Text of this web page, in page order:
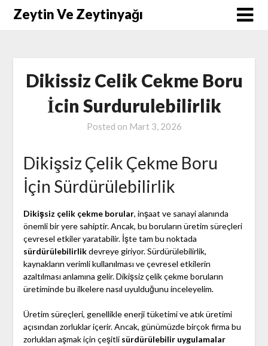
SkipZeytin Ve Zeytinyağı
Dikissiz Celik Cekme Boru
İcin Surdurulebilirlik
Posted on Mart 3, 2026
Dikişsiz Çelik Çekme Boru
İçin Sürdürülebilirlik
Dikişsiz çelik çekme borular, inşaat ve sanayi alanında
önemli bir yere sahiptir. Ancak, bu boruların üretim süreçleri
çevresel etkiler yaratabilir. İşte tam bu noktada
sürdürülebilirlikdevreye giriyor. Sürdürülebilirlik,
kaynakların verimli kullanılması ve çevresel etkilerin
azaltılması anlamına gelir. Dikişsiz çelik çekme boruların
üretiminde bu ilkelere nasıl uyulduğunu inceleyelim.
Üretim süreçleri, genellikle enerji tüketimi ve atık üretimi
açısından zorluklar içerir. Ancak, günümüzde birçok firma bu
zorlukları aşmak için çeşitli sürdürülebilir uygulamalar